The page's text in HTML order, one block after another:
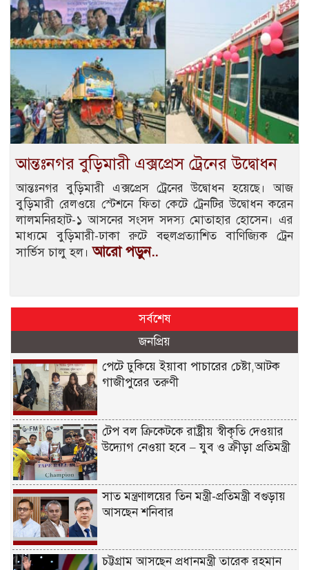
আন্তঃনগর বুড়িমারী এক্সপ্রেস ট্রেনের উদ্বোধন
আন্তঃনগর বুড়িমারী এক্সপ্রেস ট্রেনের উদ্বোধন হয়েছে। আজ
বুড়িমারী রেলওয়ে স্টেশনে ফিতা কেটে ট্রেনটির উদ্বোধন করেন
লালমনিরহাট-১ আসনের সংসদ সদস্য মোতাহার হোসেন। এর
মাধ্যমে বুড়িমারী-ঢাকা রুটে বহুলপ্রত্যাশিত বাণিজ্যিক ট্রেন
সার্ভিস চালু হল।আরো পড়ুন..
সর্বশেষ
জনপ্রিয়
পেটে ঢুকিয়ে ইয়াবা পাচারের চেষ্টা,আটক
গাজীপুরের তরুণী
টেপ বল ক্রিকেটকে রাষ্ট্রীয় স্বীকৃতি দেওয়ার
উদ্যোগ নেওয়া হবে – যুব ও ক্রীড়া প্রতিমন্ত্রী
সাত মন্ত্রণালয়ের তিন মন্ত্রী-প্রতিমন্ত্রী বগুড়ায়
আসছেন শনিবার
চট্টগ্রাম আসছেন প্রধানমন্ত্রী তারেক রহমান